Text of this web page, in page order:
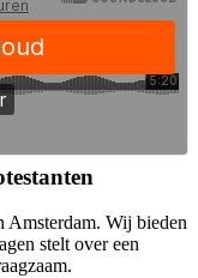
Amsterdam. Wij bieden
stelt over een